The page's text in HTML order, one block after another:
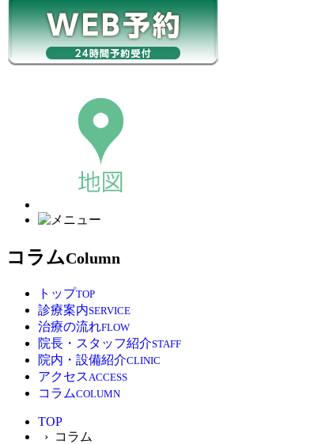
コラムColumn
トップTOP
診療案内SERVICE
治療の流れFLOW
院長・スタッフ紹介STAFF
院内・設備紹介CLINIC
アクセス ACCESS
コラムCOLUMN
TOP
› コラム